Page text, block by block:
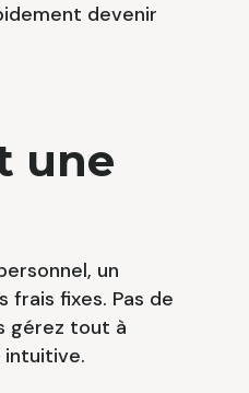
devenir
une
un
fixes. Pas de
gérez tout à